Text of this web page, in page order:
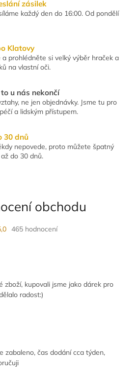
ý
p
u
zásilek
každý den do 16:00. Od pondělí
Klatovy
prohlédněte si velký výběr hraček a
na vlastní oči.
u nás nekončí
ne jen objednávky. Jsme tu pro
a lidským přístupem.
30 dnů
nepovede, proto můžete špatný
do 30 dnů.
obchodu
465 hodnocení
zboží, kupovali jsme jako dárek pro
radost:)
zabaleno, čas dodání cca týden,